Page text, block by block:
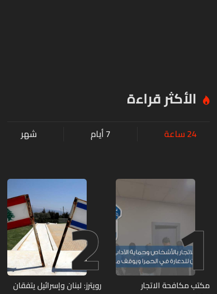
الأكثر قراءة
24 ساعة 7 أيام شهر
1
مكتب مكافحة الاتجار
2
رويترز: لبنان وإسرائيل يتفقان